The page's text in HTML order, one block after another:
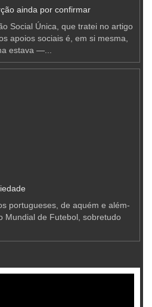
ainda por confirmar
Social Única, que tratei no artigo
apoios sociais é, em si mesma,
estava —...
portugueses, de aquém e além-
Mundial de Futebol, sobretudo